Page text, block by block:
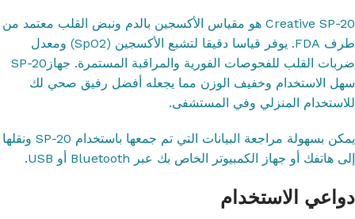
Creative SP-20 هو مقياس الأكسجين بالدم ونبض القلب معتمد من
طرف FDA. يوفر قياسا دقيقا لتشبع الأكسجين (SpO2) ومعدل
ضربات القلب للفحوصات الفورية والمراقبة المستمرة. جهازSP-20
سهل الاستخدام وخفيف الوزن مما يجعله أفضل رفيق صحي لك
للاستخدام المنزلي وفي المستشفى.
يمكن بسهولة مراجعة البيانات التي تم جمعها باستخدام SP-20 ونقلها
إلى هاتفك أو جهاز الكمبيوتر الخاص بك عبر Bluetooth أو USB.
دواعي الاستخدام